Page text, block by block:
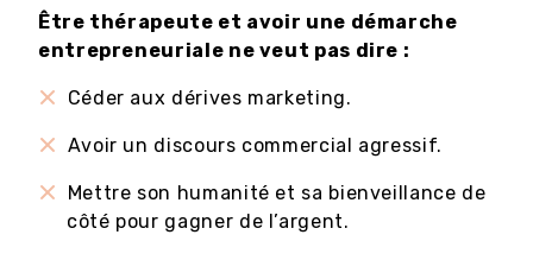
Être thérapeute et avoir une démarche
entrepreneuriale ne veut pas dire :
Céder aux dérives marketing.
Avoir un discours commercial agressif.
Mettre son humanité et sa bienveillance de
côté pour gagner de l’argent.